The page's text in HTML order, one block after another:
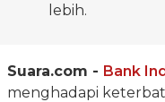
lebih.
Suara.com - Bank
menghadapi